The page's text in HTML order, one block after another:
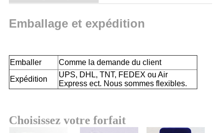
Emballage et expédition
Emballer
Comme la demande du client
Expédition
UPS, DHL, TNT, FEDEX ou Air
Express ect. Nous sommes flexibles.
Choisissez votre forfait